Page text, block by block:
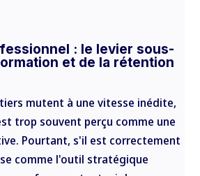
: le levier sous-
et de la rétention
mutent à une vitesse inédite,
trop souvent perçu comme une
Pourtant, s'il est correctement
comme l'outil stratégique